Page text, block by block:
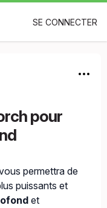
SE CONNECTER
pour
permettra de
puissants et
et